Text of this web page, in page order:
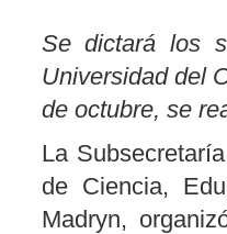
Se dictará los
Universidad del
de octubre, se
La
de Ciencia,
Madryn,